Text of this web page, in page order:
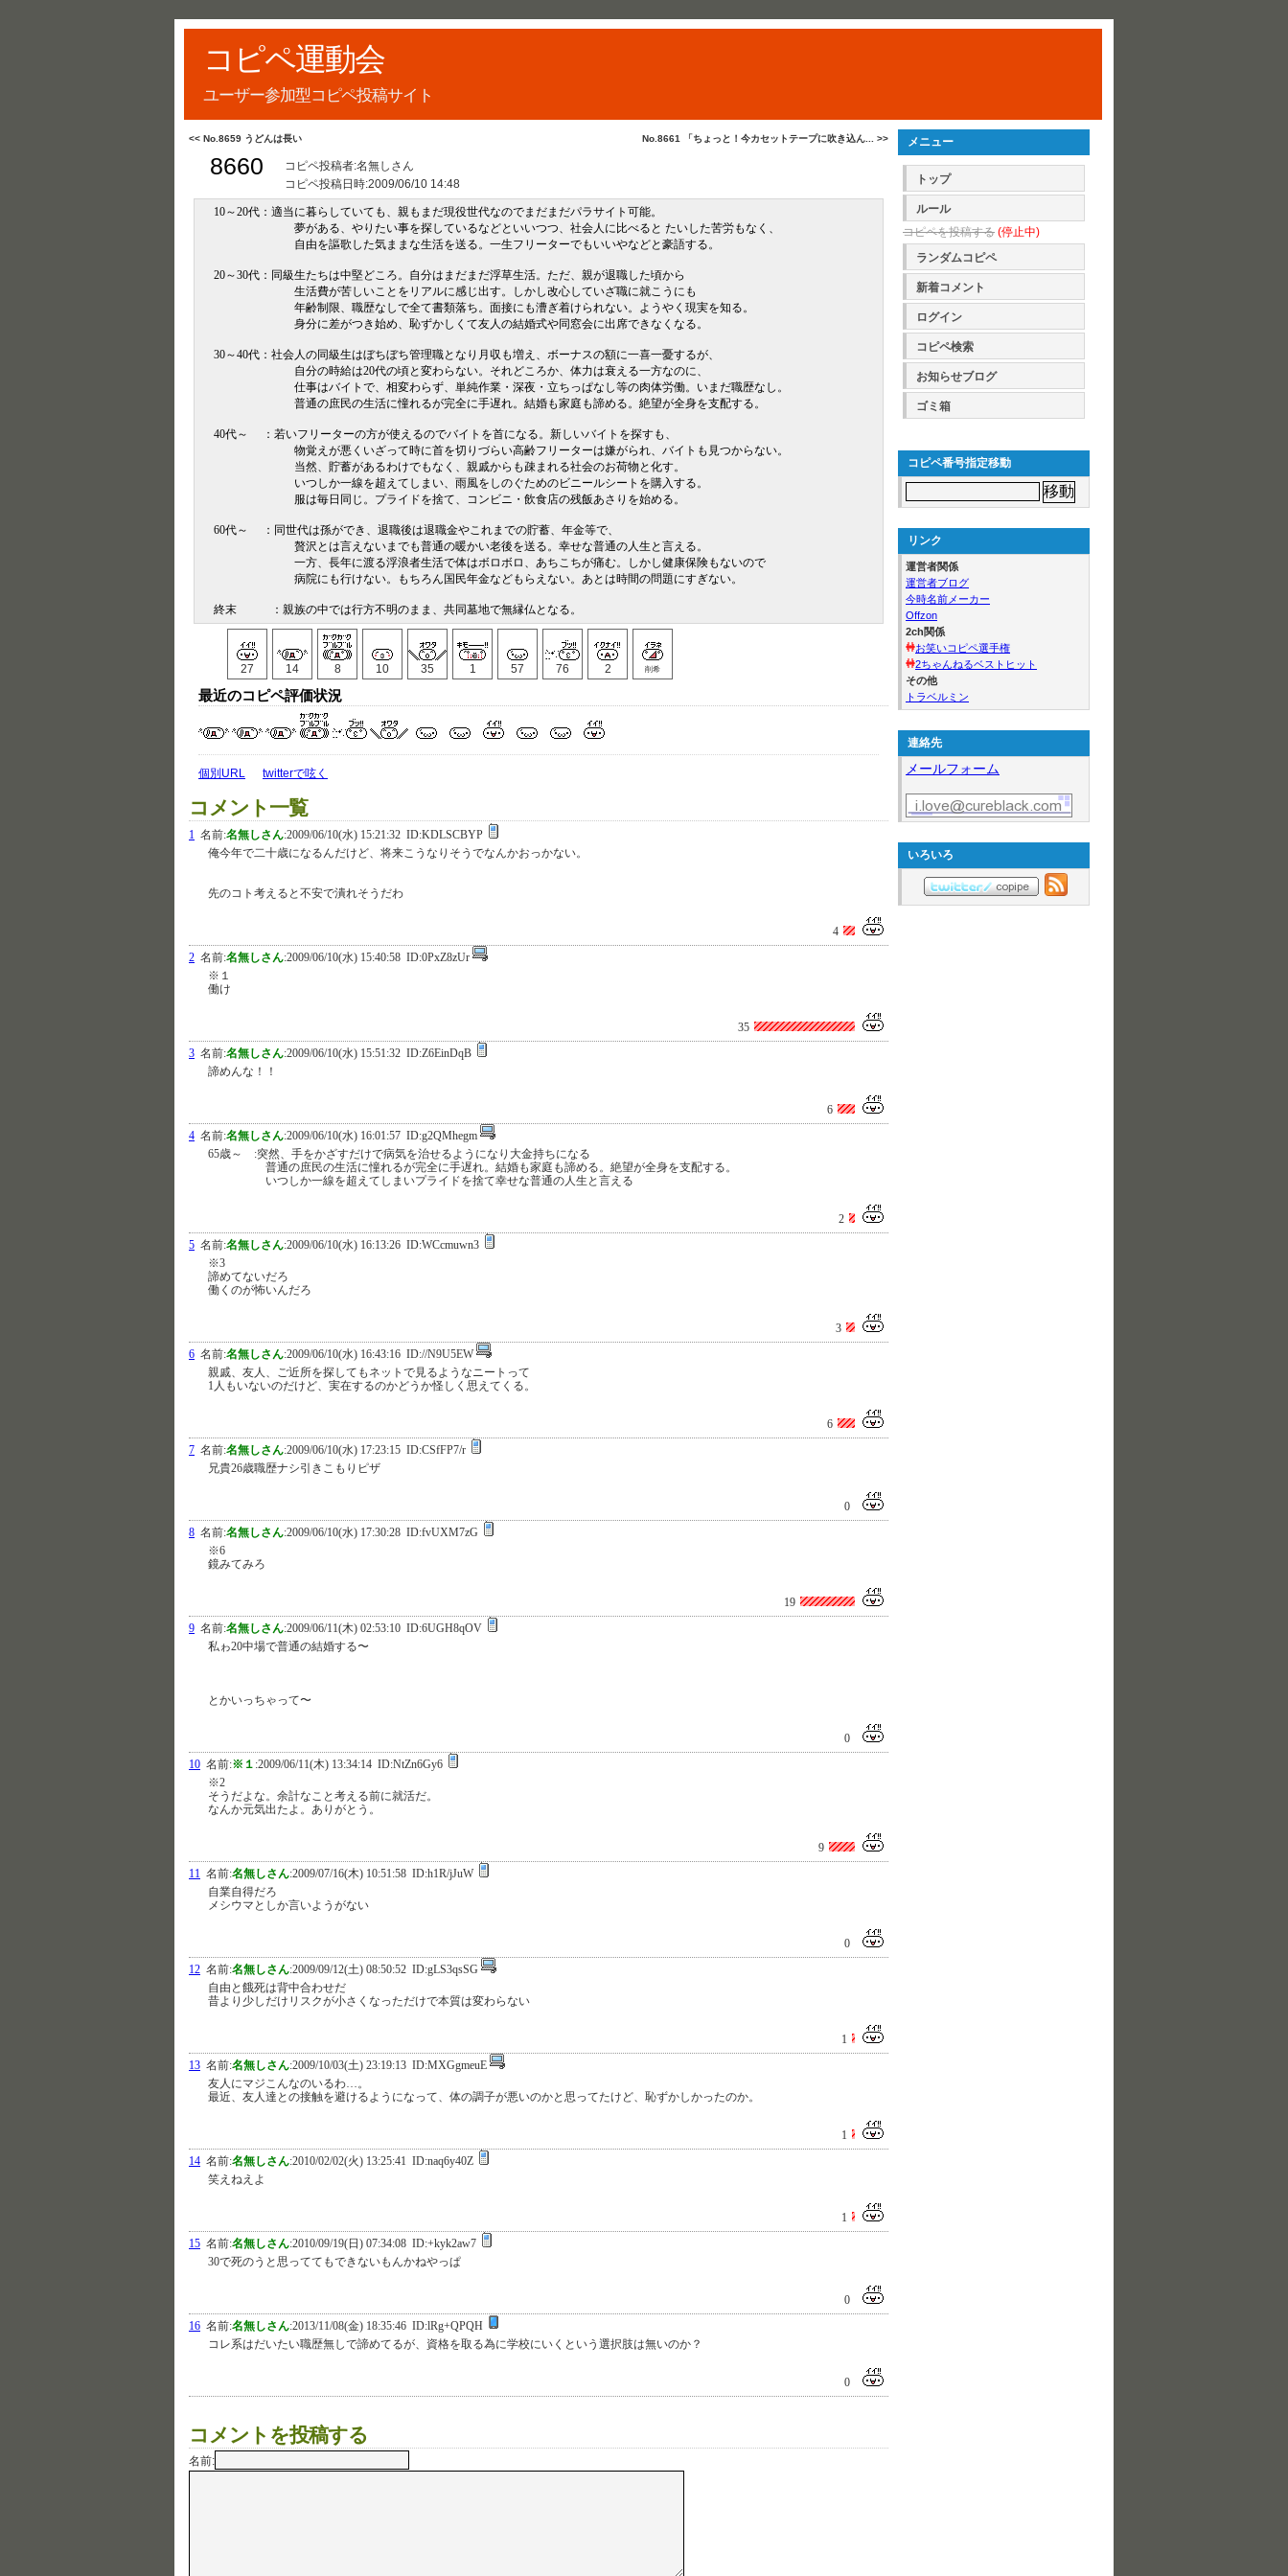
コピペ運動会
ユーザー参加型コピペ投稿サイト
No.8661 「ちょっと！今カセットテープに吹き込ん... >>
<< No.8659 うどんは長い
8660
コピペ投稿者:名無しさん
コピペ投稿日時:2009/06/10 14:48
10～20代：適当に暮らしていても、親もまだ現役世代なのでまだまだパラサイト可能。
夢がある、やりたい事を探しているなどといいつつ、社会人に比べると たいした苦労もなく、
自由を謳歌した気ままな生活を送る。一生フリーターでもいいやなどと豪語する。
20～30代：同級生たちは中堅どころ。自分はまだまだ浮草生活。ただ、親が退職した頃から
生活費が苦しいことをリアルに感じ出す。しかし改心していざ職に就こうにも
年齢制限、職歴なしで全て書類落ち。面接にも漕ぎ着けられない。ようやく現実を知る。
身分に差がつき始め、恥ずかしくて友人の結婚式や同窓会に出席できなくなる。
30～40代：社会人の同級生はぼちぼち管理職となり月収も増え、ボーナスの額に一喜一憂するが、
自分の時給は20代の頃と変わらない。それどころか、体力は衰える一方なのに、
仕事はバイトで、相変わらず、単純作業・深夜・立ちっぱなし等の肉体労働。いまだ職歴なし。
普通の庶民の生活に憧れるが完全に手遅れ。結婚も家庭も諦める。絶望が全身を支配する。
40代～ ：若いフリーターの方が使えるのでバイトを首になる。新しいバイトを探すも、
物覚えが悪くいざって時に首を切りづらい高齢フリーターは嫌がられ、バイトも見つからない。
当然、貯蓄があるわけでもなく、親戚からも疎まれる社会のお荷物と化す。
いつしか一線を超えてしまい、雨風をしのぐためのビニールシートを購入する。
服は毎日同じ。プライドを捨て、コンビニ・飲食店の残飯あさりを始める。
60代～ ：同世代は孫ができ、退職後は退職金やこれまでの貯蓄、年金等で、
贅沢とは言えないまでも普通の暖かい老後を送る。幸せな普通の人生と言える。
一方、長年に渡る浮浪者生活で体はボロボロ、あちこちが痛む。しかし健康保険もないので
病院にも行けない。もちろん国民年金などもらえない。あとは時間の問題にすぎない。
終末 ：親族の中では行方不明のまま、共同墓地で無縁仏となる。
27 14 8 10 35 1 57 76 2 削希
最近のコピペ評価状況
個別URL twitterで呟く
コメント一覧
1 名前:名無しさん:2009/06/10(水) 15:21:32 ID:KDLSCBYP
俺今年で二十歳になるんだけど、将来こうなりそうでなんかおっかない。
先のコト考えると不安で潰れそうだわ
4
2 名前:名無しさん:2009/06/10(水) 15:40:58 ID:0PxZ8zUr
※１
働け
35
3 名前:名無しさん:2009/06/10(水) 15:51:32 ID:Z6EinDqB
諦めんな！！
6
4 名前:名無しさん:2009/06/10(水) 16:01:57 ID:g2QMhegm
65歳～ :突然、手をかざすだけで病気を治せるようになり大金持ちになる
普通の庶民の生活に憧れるが完全に手遅れ。結婚も家庭も諦める。絶望が全身を支配する。
いつしか一線を超えてしまいプライドを捨て幸せな普通の人生と言える
2
5 名前:名無しさん:2009/06/10(水) 16:13:26 ID:WCcmuwn3
※3
諦めてないだろ
働くのが怖いんだろ
3
6 名前:名無しさん:2009/06/10(水) 16:43:16 ID://N9U5EW
親戚、友人、ご近所を探してもネットで見るようなニートって
1人もいないのだけど、実在するのかどうか怪しく思えてくる。
6
7 名前:名無しさん:2009/06/10(水) 17:23:15 ID:CSfFP7/r
兄貴26歳職歴ナシ引きこもりピザ
0
8 名前:名無しさん:2009/06/10(水) 17:30:28 ID:fvUXM7zG
※6
鏡みてみろ
19
9 名前:名無しさん:2009/06/11(木) 02:53:10 ID:6UGH8qOV
私ゎ20中場で普通の結婚する〜
とかいっちゃって〜
0
10 名前:※１ :2009/06/11(木) 13:34:14 ID:NtZn6Gy6
※2
そうだよな。余計なこと考える前に就活だ。
なんか元気出たよ。ありがとう。
9
11 名前:名無しさん:2009/07/16(木) 10:51:58 ID:h1R/jJuW
自業自得だろ
メシウマとしか言いようがない
0
12 名前:名無しさん:2009/09/12(土) 08:50:52 ID:gLS3qsSG
自由と餓死は背中合わせだ
昔より少しだけリスクが小さくなっただけで本質は変わらない
1
13 名前:名無しさん:2009/10/03(土) 23:19:13 ID:MXGgmeuE
友人にマジこんなのいるわ…。
最近、友人達との接触を避けるようになって、体の調子が悪いのかと思ってたけど、恥ずかしかったのか。
1
14 名前:名無しさん:2010/02/02(火) 13:25:41 ID:naq6y40Z
笑えねえよ
1
15 名前:名無しさん:2010/09/19(日) 07:34:08 ID:+kyk2aw7
30で死のうと思っててもできないもんかねやっぱ
0
16 名前:名無しさん:2013/11/08(金) 18:35:46 ID:lRg+QPQH
コレ系はだいたい職歴無しで諦めてるが、資格を取る為に学校にいくという選択肢は無いのか？
0
コメントを投稿する
名前:
メニュー
トップ
ルール
コピペを投稿する (停止中)
ランダムコピペ
新着コメント
ログイン
コピペ検索
お知らせブログ
ゴミ箱
コピペ番号指定移動
リンク
運営者関係
運営者ブログ
今時名前メーカー
Offzon
2ch関係
お笑いコピペ選手権
2ちゃんねるベストヒット
その他
トラベルミン
連絡先
メールフォーム
いろいろ